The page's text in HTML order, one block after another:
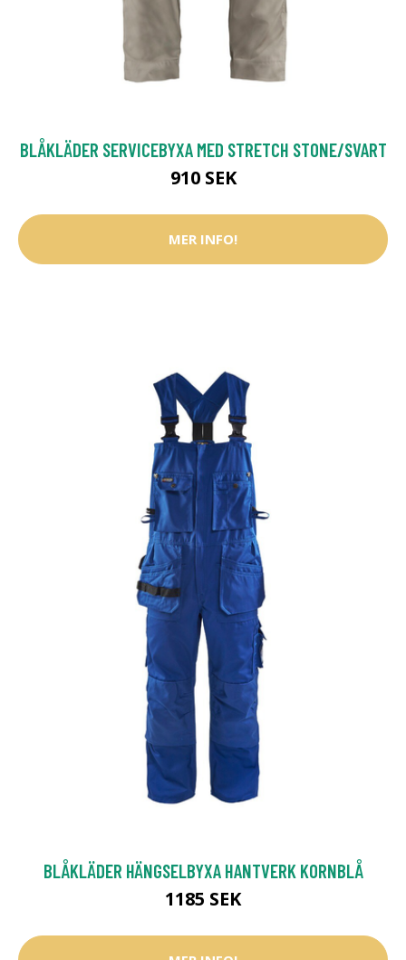
BLÅKLÄDER SERVICEBYXA MED STRETCH STONE/SVART
910 SEK
MER INFO!
BLÅKLÄDER HÄNGSELBYXA HANTVERK KORNBLÅ
1185 SEK